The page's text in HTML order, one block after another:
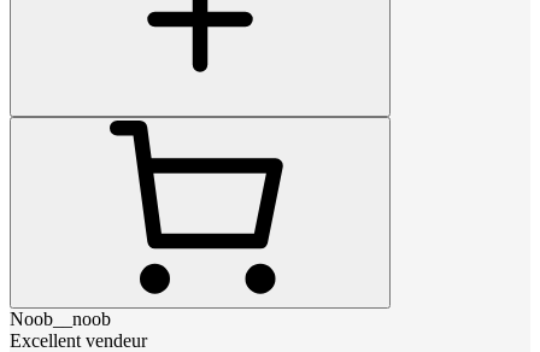
Noob__noob
Excellent vendeur